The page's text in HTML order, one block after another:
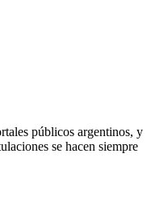
públicos argentinos, y
se hacen siempre